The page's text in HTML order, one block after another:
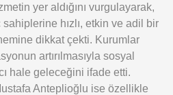
yer aldığını vurgulayarak,
hızlı, etkin ve adil bir
dikkat çekti. Kurumlar
artırılmasıyla sosyal
hale geleceğini ifade etti.
Anteplioğlu ise özellikle